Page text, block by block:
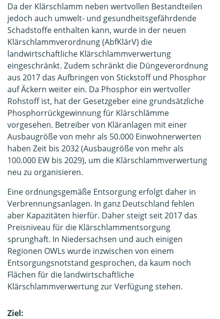
Da der Klärschlamm neben wertvollen Bestandteilen
jedoch auch umwelt- und gesundheitsgefährdende
Schadstoffe enthalten kann, wurde in der neuen
Klärschlammverordnung (AbfKlärV) die
landwirtschaftliche Klärschlammverwertung
eingeschränkt. Zudem schränkt die Düngeverordnung
aus 2017 das Aufbringen von Stickstoff und Phosphor
auf Äckern weiter ein. Da Phosphor ein wertvoller
Rohstoff ist, hat der Gesetzgeber eine grundsätzliche
Phosphorrückgewinnung für Klärschlämme
vorgesehen. Betreiber von Kläranlagen mit einer
Ausbaugröße von mehr als 50.000 Einwohnerwerten
haben Zeit bis 2032 (Ausbaugröße von mehr als
100.000 EW bis 2029), um die Klärschlammverwertung
neu zu organisieren.
Eine ordnungsgemäße Entsorgung erfolgt daher in
Verbrennungsanlagen. In ganz Deutschland fehlen
aber Kapazitäten hierfür. Daher steigt seit 2017 das
Preisniveau für die Klärschlammentsorgung
sprunghaft. In Niedersachsen und auch einigen
Regionen OWLs wurde inzwischen von einem
Entsorgungsnotstand gesprochen, da kaum noch
Flächen für die landwirtschaftliche
Klärschlammverwertung zur Verfügung stehen.
Ziel: